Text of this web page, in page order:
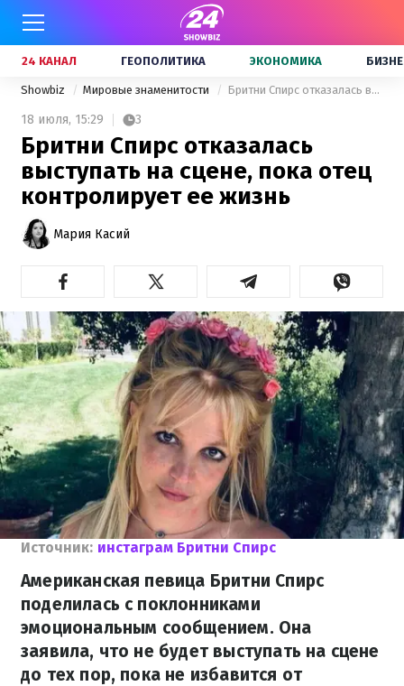
24 КАНАЛ ГЕОПОЛИТИКА ЭКОНОМИКА
Showbiz Мировые знаменитости Бритни Спирс отказалась выступать на сцене, пока отец контролирует ее жизнь
18 июля, 15:29 3
Бритни Спирс отказалась
выступать на сцене, пока отец
контролирует ее жизнь
Мария Касий
Источник: инстаграм Бритни Спирс
Американская певица Бритни Спирс
поделилась с поклонниками
эмоциональным сообщением. Она
заявила, что не будет выступать на сцене
до тех пор, пока не избавится от